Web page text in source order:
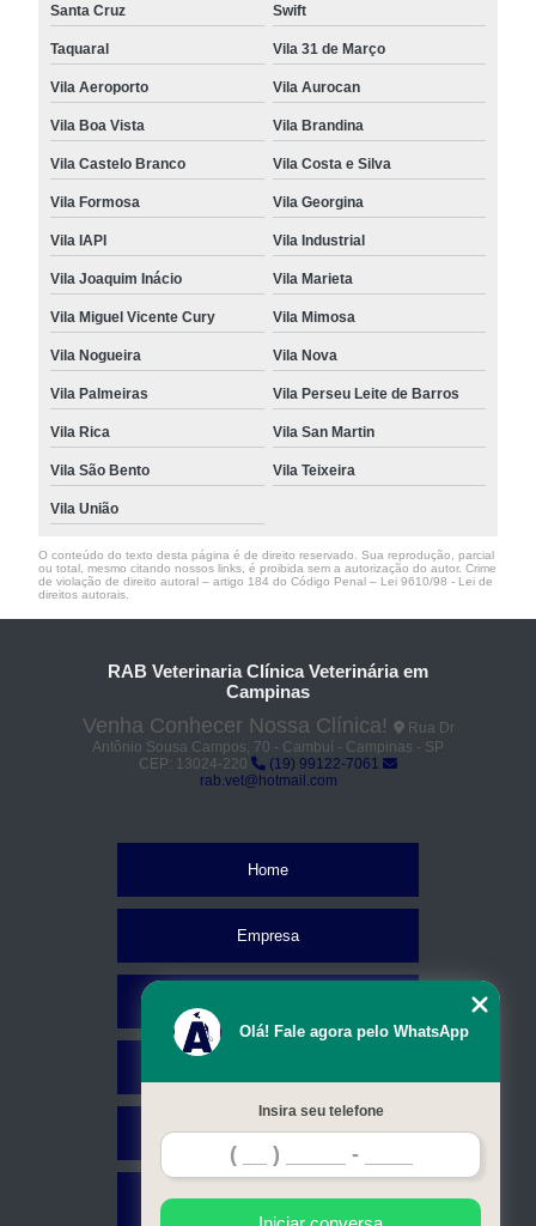
Santa Cruz Swift
Taquaral Vila 31 de Março
Vila Aeroporto Vila Aurocan
Vila Boa Vista Vila Brandina
Vila Castelo Branco Vila Costa e Silva
Vila Formosa Vila Georgina
Vila IAPI Vila Industrial
Vila Joaquim Inácio Vila Marieta
Vila Miguel Vicente Cury Vila Mimosa
Vila Nogueira Vila Nova
Vila Palmeiras Vila Perseu Leite de Barros
Vila Rica Vila San Martin
Vila São Bento Vila Teixeira
Vila União
O conteúdo do texto desta página é de direito reservado. Sua reprodução, parcial
ou total, mesmo citando nossos links, é proibida sem a autorização do autor. Crime
de violação de direito autoral – artigo 184 do Código Penal – Lei 9610/98 - Lei de
direitos autorais
RAB Veterinaria Clínica Veterinária em
Campinas
Venha Conhecer Nossa Clínica!
Rua Dr
Antônio Sousa Campos, 70 - Cambuí - Campinas - SP
CEP: 13024-220
(19) 99122-7061
rab.vet@hotmail.com
Home
Empresa
Contato
Mapa do site
Olá! Fale agora pelo WhatsApp
Insira seu telefone